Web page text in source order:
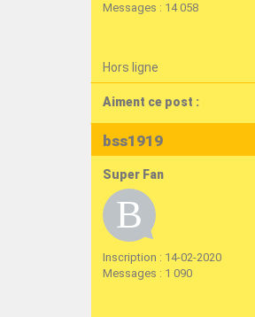
Messages : 14 058
Hors ligne
Aiment ce post :
bss1919
Super Fan
Inscription : 14-02-2020
Messages : 1 090